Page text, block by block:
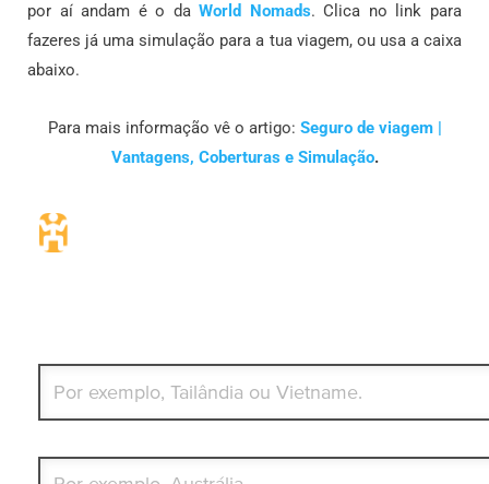
por aí andam é o daWorld Nomads. Clica no link para
fazeres já uma simulação para a tua viagem, ou usa a caixa
abaixo.
Para mais informação vê o artigo: Seguro de viagem |
Vantagens, Coberturas e Simulação.